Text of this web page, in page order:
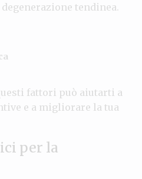
tendinea.
fattori può aiutarti a
e a migliorare la tua
per la